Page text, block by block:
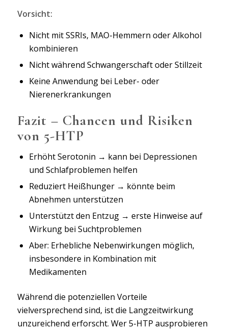
Vorsicht:
Nicht mit SSRIs, MAO-Hemmern oder Alkohol
kombinieren
Nicht während Schwangerschaft oder Stillzeit
Keine Anwendung bei Leber- oder
Nierenerkrankungen
Fazit – Chancen und Risiken
von 5-HTP
Erhöht Serotonin → kann bei Depressionen
und Schlafproblemen helfen
Reduziert Heißhunger → könnte beim
Abnehmen unterstützen
Unterstützt den Entzug → erste Hinweise auf
Wirkung bei Suchtproblemen
Aber: Erhebliche Nebenwirkungen möglich,
insbesondere in Kombination mit
Medikamenten
Während die potenziellen Vorteile
vielversprechend sind, ist die Langzeitwirkung
unzureichend erforscht. Wer 5-HTP ausprobieren